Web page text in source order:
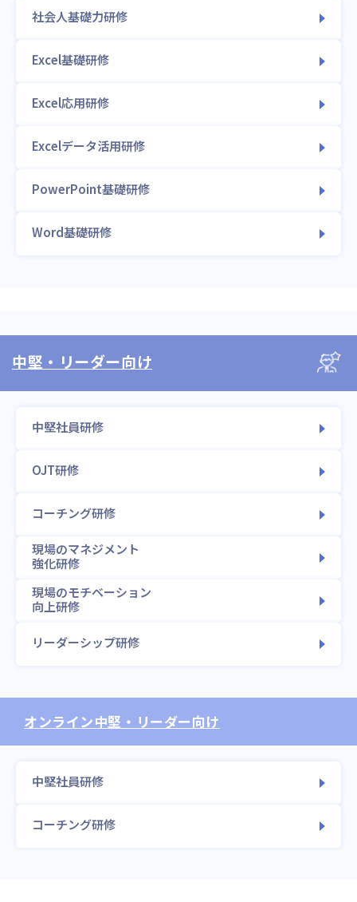
社会人基礎力研修
Excel基礎研修
Excel応用研修
Excelデータ活用研修
PowerPoint基礎研修
Word基礎研修
中堅・リーダー向け
中堅社員研修
OJT研修
コーチング研修
現場のマネジメント
強化研修
現場のモチベーション
向上研修
リーダーシップ研修
オンライン中堅・リーダー向け
中堅社員研修
コーチング研修